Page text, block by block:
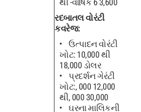
થી -વાર્ષિક 6 3,600
રદબાતલ વોરંટી
કવરેજ:
ઉત્પાદન વોરંટી
ખોટ: 10,000 થી
18,000 ડોલર
પ્રદર્શન ગેરંટી
ખોટ:, 000 12,000
થી, 000 30,000
ઘરના માલિકની